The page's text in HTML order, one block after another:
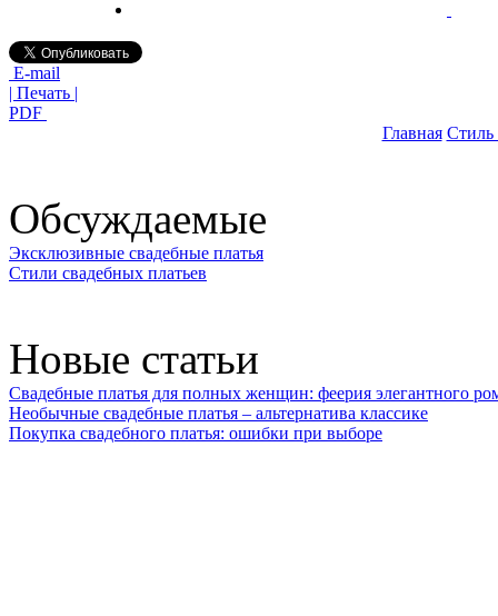
E-mail
| Печать |
PDF
Главная
Обсуждаемые
Эксклюзивные свадебные платья
Стили свадебных платьев
Новые статьи
Свадебные платья для полных женщин: феерия элегантного
Необычные свадебные платья – альтернатива классике
Покупка свадебного платья: ошибки при выборе